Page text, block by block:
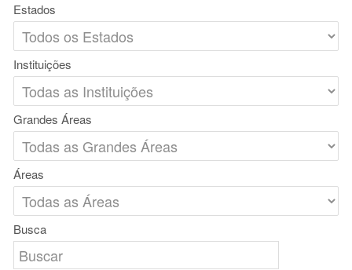
Estados
Instituições
Grandes Áreas
Áreas
Busca